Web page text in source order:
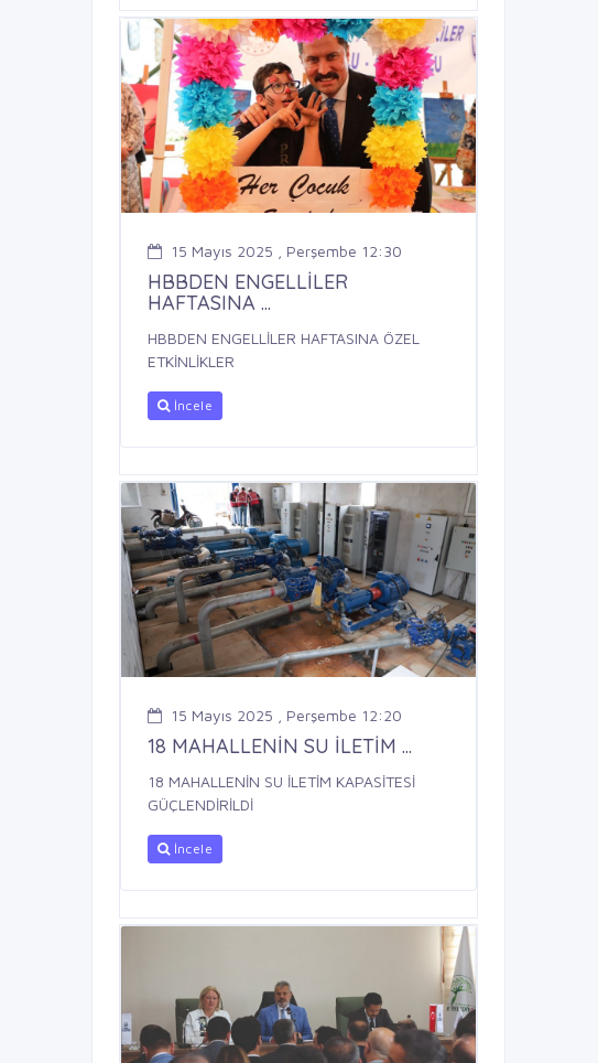
15 Mayıs 2025 , Perşembe 12:30
HBBDEN ENGELLİLER
HAFTASINA ...
HBBDEN ENGELLİLER HAFTASINA ÖZEL
ETKİNLİKLER
İncele
15 Mayıs 2025 , Perşembe 12:20
18 MAHALLENİN SU İLETİM ...
18 MAHALLENİN SU İLETİM KAPASİTESİ
GÜÇLENDİRİLDİ
İncele